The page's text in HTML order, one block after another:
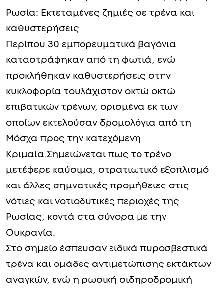
Ρωσία: Εκτεταμένες ζημιές σε τρένα και
καθυστερήσεις
Περίπου 30 εμπορευματικά βαγόνια
καταστράφηκαν από τη φωτιά, ενώ
προκλήθηκαν καθυστερήσεις στην
κυκλοφορία τουλάχιστον οκτώ οκτώ
επιβατικών τρένων, ορισμένα εκ των
οποίων εκτελούσαν δρομολόγια από τη
Μόσχα προς την κατεχόμενη
Κριμαία.Σημειώνεται πως το τρένο
μετέφερε καύσιμα, στρατιωτικό εξοπλισμό
και άλλες σημνατικές προμήθειες στις
νότιες και νοτιοδυτικές περιοχές της
Ρωσίας, κοντά στα σύνορα με την
Ουκρανία.
Στο σημείο έσπευσαν ειδικά πυροσβεστικά
τρένα και ομάδες αντιμετώπισης εκτάκτων
αναγκών, ενώ η ρωσική σιδηροδρομική